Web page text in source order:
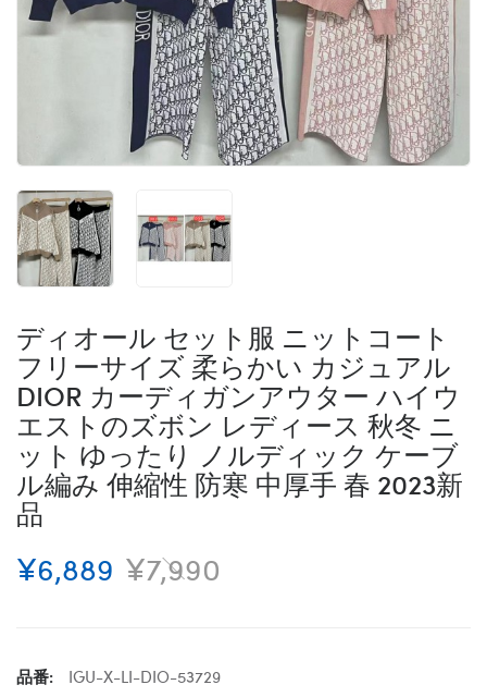
ディオール セット服 ニットコート
フリーサイズ 柔らかい カジュアル
DIOR カーディガンアウター ハイウ
エストのズボン レディース 秋冬 ニ
ット ゆったり ノルディック ケーブ
ル編み 伸縮性 防寒 中厚手 春 2023新
品
¥6,889 ¥7,990
品番:
IGU-X-LI-DIO-53729